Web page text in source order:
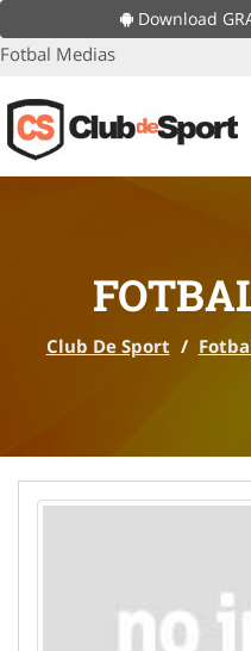
Download
Fotbal Medias
Club De Sport /